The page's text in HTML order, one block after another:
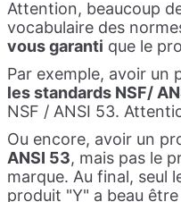
Attention, beaucoup
vocabulaire des
vous garanti que le
Par exemple, avoir un
les standards NSF/
NSF / ANSI 53.
Ou encore, avoir un
ANSI 53, mais pas le
marque. Au final, seul
produit "Y" a beau